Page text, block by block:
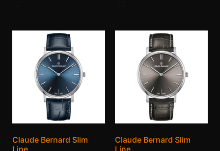
Claude Bernard Slim
Line
Claude Bernard Slim
Line